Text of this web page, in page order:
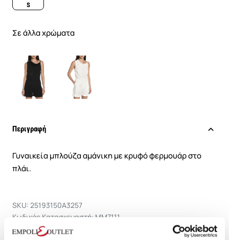
S
Σε άλλα χρώματα
Περιγραφή
Γυναικεία μπλούζα αμάνικη με κρυφό φερμουάρ στο
πλάι.
SKU: 25193150A3257
Κωδικός Κατασκευαστή: MM7111